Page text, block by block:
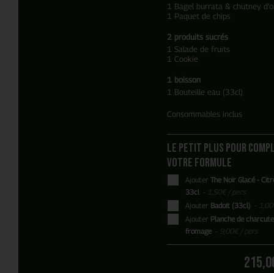
1 Bagel burrata & chutney
1 Paquet de chips
2 produits sucrés
1 Salade de fruits
1 Cookie
1 boisson
1 Bouteille eau (33cl)
Consommables inclus
Le petit plus pour
votre formule
AjouterThe Noir Glacé -
33cl -
Ajouter Badoit (33cl) -
Ajouter Planche de
fromage -